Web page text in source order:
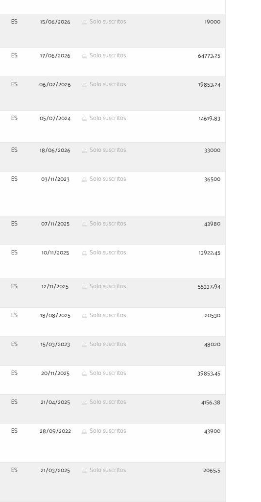
ES 15/06/2026 Solo suscritos 19000
ES 17/06/2026 Solo suscritos 64773,25
ES 06/02/2026 Solo suscritos 19853,24
ES 05/07/2024 Solo suscritos 14619,83
ES 18/06/2026 Solo suscritos 33000
ES 03/11/2023 Solo suscritos 36500
ES 07/11/2025 Solo suscritos 43980
ES 10/11/2025 Solo suscritos 13922,45
ES 12/11/2025 Solo suscritos 55337,94
ES 18/08/2025 Solo suscritos 20530
ES 15/03/2023 Solo suscritos 48020
ES 20/11/2025 Solo suscritos 39853,45
ES 21/04/2025 Solo suscritos 4156,38
ES 28/09/2022 Solo suscritos 43900
ES 21/03/2025 Solo suscritos 2065,5